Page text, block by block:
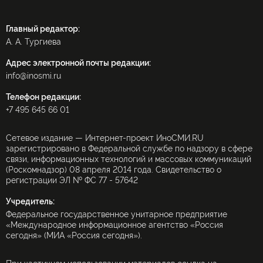
Главный редактор:
А. А. Тургиева
Адрес электронной почты редакции:
info@inosmi.ru
Телефон редакции:
+7 495 645 66 01
Сетевое издание — Интернет-проект ИноСМИ.RU
зарегистрировано в Федеральной службе по надзору в сфере
связи, информационных технологий и массовых коммуникаций
(Роскомнадзор) 08 апреля 2014 года. Свидетельство о
регистрации ЭЛ № ФС 77 - 57642
Учредитель:
Федеральное государственное унитарное предприятие
«Международное информационное агентство «Россия
сегодня» (МИА «Россия сегодня»).